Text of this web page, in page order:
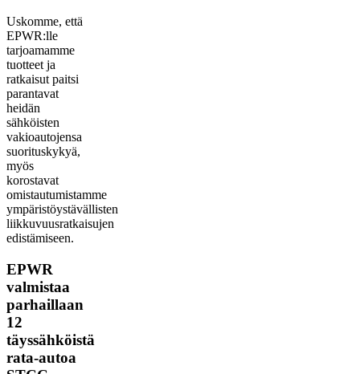
Uskomme, että
EPWR:lle
tarjoamamme
tuotteet ja
ratkaisut paitsi
parantavat
heidän
sähköisten
vakioautojensa
suorituskykyä,
myös
korostavat
omistautumistamme
ympäristöystävällisten
liikkuvuusratkaisujen
edistämiseen.
EPWR
valmistaa
parhaillaan
12
täyssähköistä
rata-autoa